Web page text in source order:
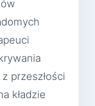
przeszłości
kładzie